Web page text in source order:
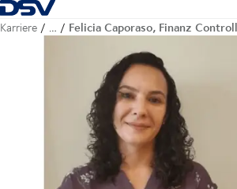
Zurück zur Startseite
Karriere … Felicia Caporaso, Finanz